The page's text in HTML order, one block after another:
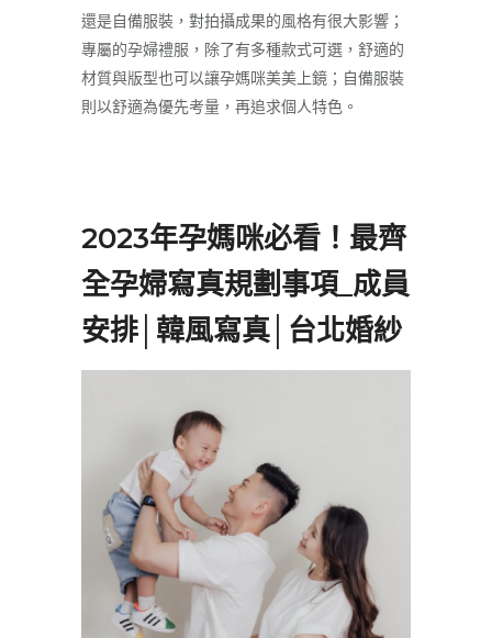
還是自備服裝，對拍攝成果的風格有很大影響；
專屬的孕婦禮服，除了有多種款式可選，舒適的
材質與版型也可以讓孕媽咪美美上鏡；自備服裝
則以舒適為優先考量，再追求個人特色。
2023年孕媽咪必看！最齊
全孕婦寫真規劃事項_成員
安排│韓風寫真│台北婚紗